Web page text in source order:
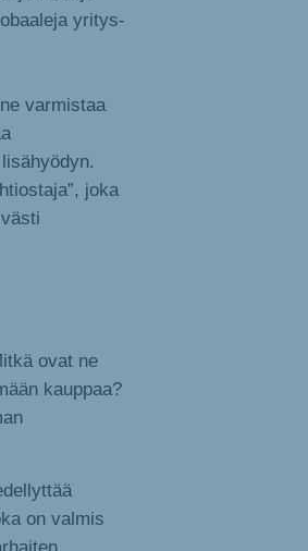
yritys-
varmistaa
joka
ovat ne
kauppaa?
on valmis